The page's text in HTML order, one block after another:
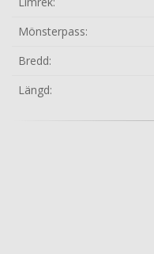
Mönsterpass:
Bredd:
Längd: